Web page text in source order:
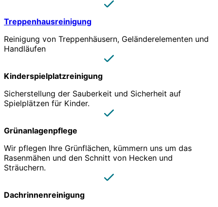
Treppenhausreinigung
Reinigung von Treppenhäusern, Geländerelementen und
Handläufen
Kinderspielplatzreinigung
Sicherstellung der Sauberkeit und Sicherheit auf
Spielplätzen für Kinder.
Grünanlagenpflege
Wir pflegen Ihre Grünflächen, kümmern uns um das
Rasenmähen und den Schnitt von Hecken und
Sträuchern.
Dachrinnenreinigung